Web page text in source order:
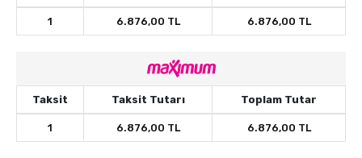
1 6.876,00 TL 6.876,00 TL
Taksit Taksit Tutarı Toplam Tutar
1 6.876,00 TL 6.876,00 TL